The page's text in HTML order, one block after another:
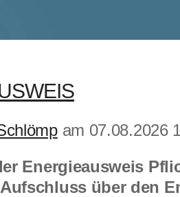
am 07.08.2026
Energieausweis
über den